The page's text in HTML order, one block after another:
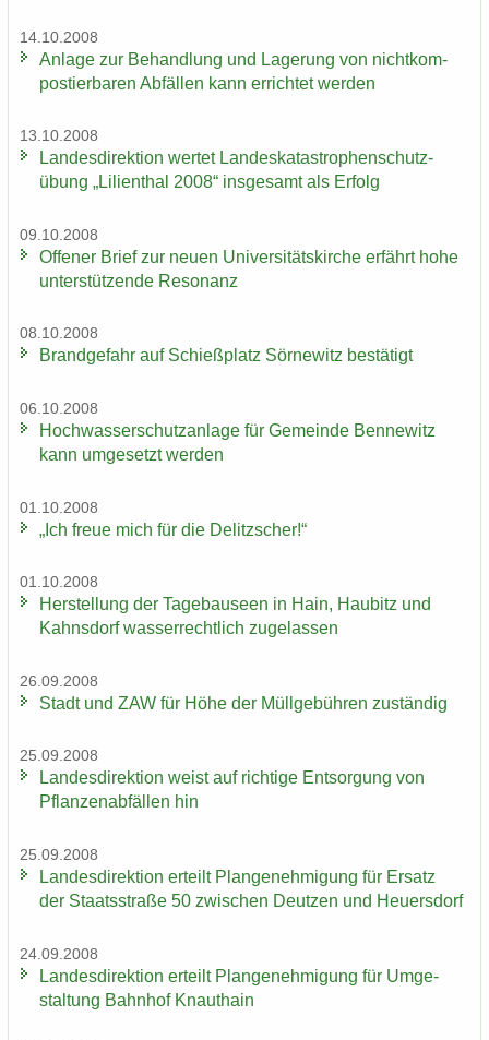
14.10.2008
An­la­ge zur Be­hand­lung und La­ge­rung von nicht­kom­
pos­tier­ba­ren Ab­fäl­len kann er­rich­tet wer­den
13.10.2008
Lan­des­di­rek­ti­on wer­tet Lan­des­ka­ta­stro­phen­schutz­
übung „Li­li­en­thal 2008“ ins­ge­samt als Er­folg
09.10.2008
Of­fe­ner Brief zur neuen Uni­ver­si­täts­kir­che er­fährt hohe
un­ter­stüt­zen­de Re­so­nanz
08.10.2008
Brand­ge­fahr auf Schieß­platz Sör­ne­witz be­stä­tigt
06.10.2008
Hoch­was­ser­schutz­an­la­ge für Ge­mein­de Ben­ne­witz
kann um­ge­setzt wer­den
01.10.2008
„Ich freue mich für die De­litz­scher!“
01.10.2008
Her­stel­lung der Ta­ge­bau­se­en in Hain, Hau­bitz und
Kahns­dorf was­ser­recht­lich zu­ge­las­sen
26.09.2008
Stadt und ZAW für Höhe der Müll­ge­büh­ren zu­stän­dig
25.09.2008
Lan­des­di­rek­ti­on weist auf rich­ti­ge Ent­sor­gung von
Pflan­zen­ab­fäl­len hin
25.09.2008
Lan­des­di­rek­ti­on er­teilt Plan­ge­neh­mi­gung für Er­satz
der Staats­stra­ße 50 zwi­schen Deut­zen und Heu­ers­dorf
24.09.2008
Lan­des­di­rek­ti­on er­teilt Plan­ge­neh­mi­gung für Um­ge­
stal­tung Bahn­hof Knaut­hain